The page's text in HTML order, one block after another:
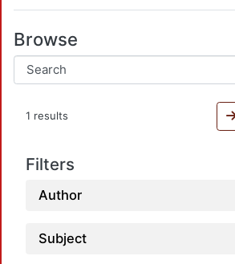
Browse
1 results
Filters
Author
Subject